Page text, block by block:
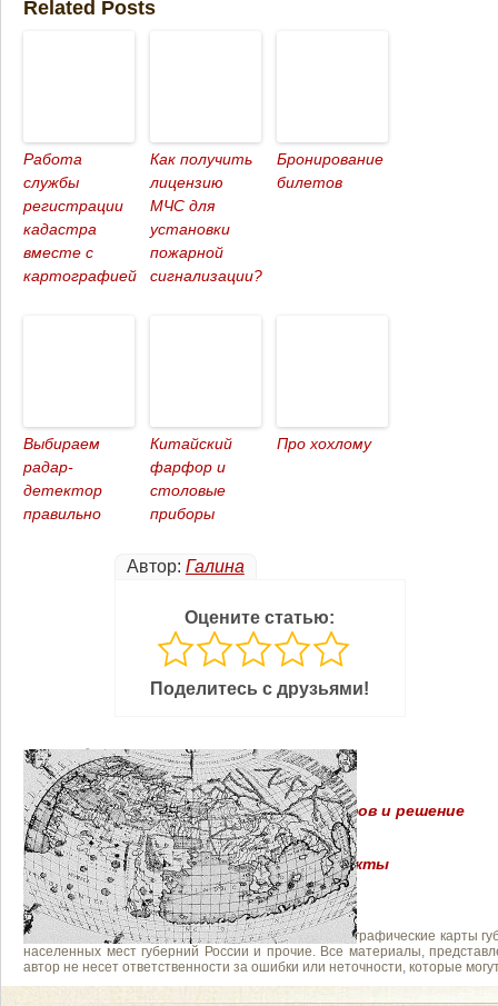
Related Posts
Работа
службы
регистрации
кадастра
вместе с
картографией
Как получить
лицензию
МЧС для
установки
пожарной
сигнализации?
Бронирование
билетов
Выбираем
радар-
детектор
правильно
Китайский
фарфор и
столовые
приборы
Про хохлому
Автор: Галина
Оцените статью:
Поделитесь с друзьями!
Похожие записи:
Образование Корпуса военных топографов и решение
вопроса с его комплектованием.
Что такое картография
Картография в России – интересные факты
На сайте "Картолог" представлены старинные топографические карты
населенных мест губерний России и прочие. Все материалы,
автор не несет ответственности за ошибки или неточности, которые